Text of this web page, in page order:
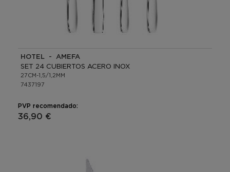
HOTEL - AMEFA
SET 24 CUBIERTOS ACERO INOX
27CM-1,5/1,2MM
7437197
PVP recomendado:
36,90 €